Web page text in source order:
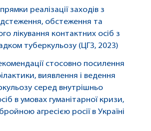
реалізації заходів з
обстеження та
лікування контактних осіб з
туберкульозу (ЦГЗ, 2023)
стосовно посилення
виявлення і ведення
серед внутрішньо
в умовах гуманітарної кризи,
агресією росії в Україні